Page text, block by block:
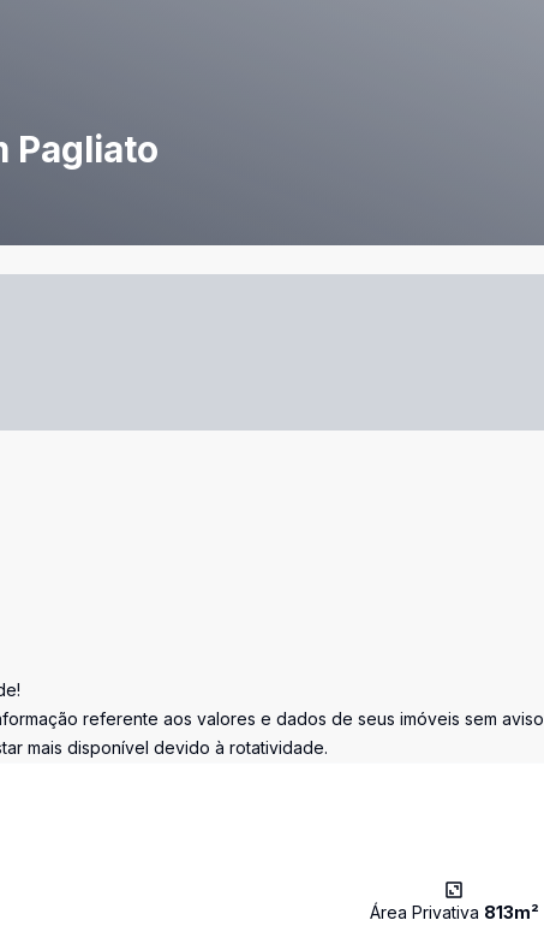
Pagliato
referente aos valores e dados de seus imóveis sem aviso
mais disponível devido à rotatividade.
Área Privativa 813m²